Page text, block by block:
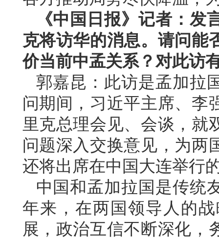
《中国日报》记者：
克将访华的消息。请问能
价当前中孟关系？对此访
郭嘉昆：此访是孟加拉
问期间，习近平主席、李
里克总理会见、会谈，就
问题深入交换意见，为两
还将出席在中国大连举行
中国和孟加拉国是传统
年来，在两国领导人的
展，政治互信不断深化，